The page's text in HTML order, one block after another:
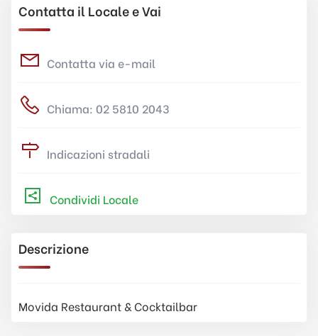
Contatta il Locale e Vai
Contatta via e-mail
Chiama: 02 5810 2043
Indicazioni stradali
Condividi Locale
Descrizione
Movida Restaurant & Cocktailbar